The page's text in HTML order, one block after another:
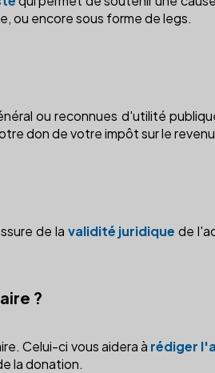
ou encore sous forme de legs.
ou reconnues d'utilité
don de votre impôt sur le
de la validité juridique de
?
Celui-ci vous aidera à rédiger
la donation.